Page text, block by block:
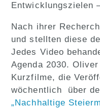
Entwicklungszielen
Nach ihrer
und stellten diese
Jedes Video
Agenda 2030.
Kurzfilme, die
wöchentlich über
„Nachhaltige